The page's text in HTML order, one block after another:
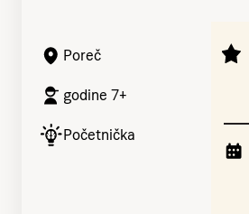
Poreč
godine 7+
Početnička